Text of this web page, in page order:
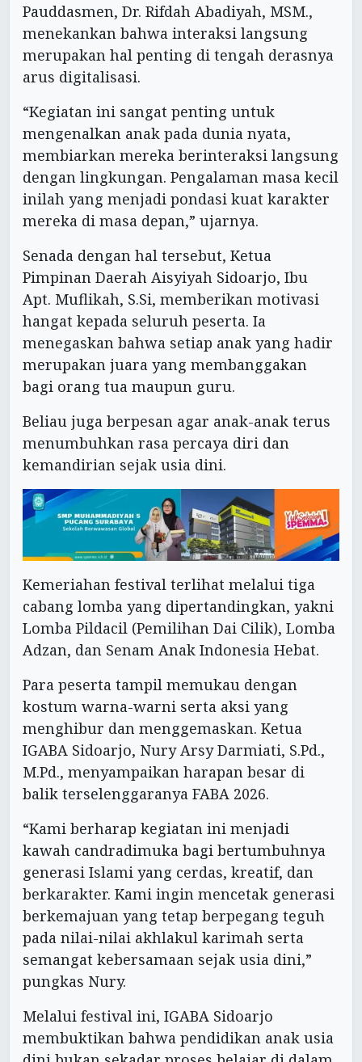
Pauddasmen, Dr. Rifdah Abadiyah, MSM.,
menekankan bahwa interaksi langsung
merupakan hal penting di tengah derasnya
arus digitalisasi.
“Kegiatan ini sangat penting untuk
mengenalkan anak pada dunia nyata,
membiarkan mereka berinteraksi langsung
dengan lingkungan. Pengalaman masa kecil
inilah yang menjadi pondasi kuat karakter
mereka di masa depan,” ujarnya.
Senada dengan hal tersebut, Ketua
Pimpinan Daerah Aisyiyah Sidoarjo, Ibu
Apt. Muflikah, S.Si, memberikan motivasi
hangat kepada seluruh peserta. Ia
menegaskan bahwa setiap anak yang hadir
merupakan juara yang membanggakan
bagi orang tua maupun guru.
Beliau juga berpesan agar anak-anak terus
menumbuhkan rasa percaya diri dan
kemandirian sejak usia dini.
Kemeriahan festival terlihat melalui tiga
cabang lomba yang dipertandingkan, yakni
Lomba Pildacil (Pemilihan Dai Cilik), Lomba
Adzan, dan Senam Anak Indonesia Hebat.
Para peserta tampil memukau dengan
kostum warna-warni serta aksi yang
menghibur dan menggemaskan. Ketua
IGABA Sidoarjo, Nury Arsy Darmiati, S.Pd.,
M.Pd., menyampaikan harapan besar di
balik terselenggaranya FABA 2026.
“Kami berharap kegiatan ini menjadi
kawah candradimuka bagi bertumbuhnya
generasi Islami yang cerdas, kreatif, dan
berkarakter. Kami ingin mencetak generasi
berkemajuan yang tetap berpegang teguh
pada nilai-nilai akhlakul karimah serta
semangat kebersamaan sejak usia dini,”
pungkas Nury.
Melalui festival ini, IGABA Sidoarjo
membuktikan bahwa pendidikan anak usia